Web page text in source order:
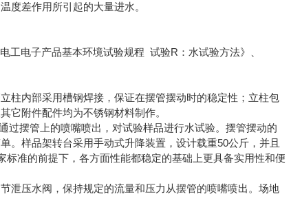
度差作用所引起的大量进水。
工电子产品基本环境试验规程 试验R：水试验方法》、
柱内部采用槽钢焊接，保证在摆管摆动时的稳定性；立柱包
它附件配件均为不锈钢材料制作。
过摆管上的喷嘴喷出，对试验样品进行水试验。摆管摆动的
。样品架转台采用手动式升降装置，设计载重50公斤，并且
准的前提下，各方面性能都稳定的基础上更具备实用性和便
泄压水阀，保持规定的流量和压力从摆管的喷嘴喷出。场地